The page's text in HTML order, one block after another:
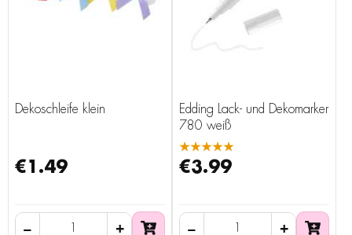
Dekoschleife klein
€1.49
Edding Lack- und Dekomarker
780 weiß
★★★★★
€3.99